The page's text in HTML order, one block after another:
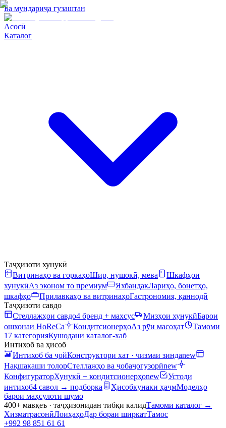
Ба мундариҷа гузаштан
Асосӣ
Каталог
Таҷҳизоти хунукӣ
Витринаҳо ва горкаҳоШир, нӯшокӣ, мева
Шкафҳои
хунукӣАз эконом то премиум ЯхбандакЛариҳо, бонетҳо,
шкафҳо
Прилавкаҳо ва витринаҳоГастрономия, қаннодӣ
Таҷҳизоти савдо
Стеллажҳои савдо4 бренд + махсус Мизҳои хунукӣБарои
ошхонаи HoReCa
КондитсионерҳоАз рӯи масоҳат
Тамоми
17 категорияКушодани каталог-хаб
Интихоб ва ҳисоб
Интихоб ба ҷойКонструктори хат · чизмаи зиндаnew
Нақшакаши толорСтеллажҳо ва ҷобаҷогузорӣnew
КонфигураторХунукӣ + кондитсионерҳоnew
Устоди
интихоб4 савол → подборка Ҳисобкунаки ҳаҷмМоделҳо
барои маҳсулоти шумо
400+ мавқеъ · таҷҳизонидан тибқи калидТамоми каталог →
ХизматрасонӣЛоиҳаҳоДар бораи ширкатТамос
+992 98 851 61 61